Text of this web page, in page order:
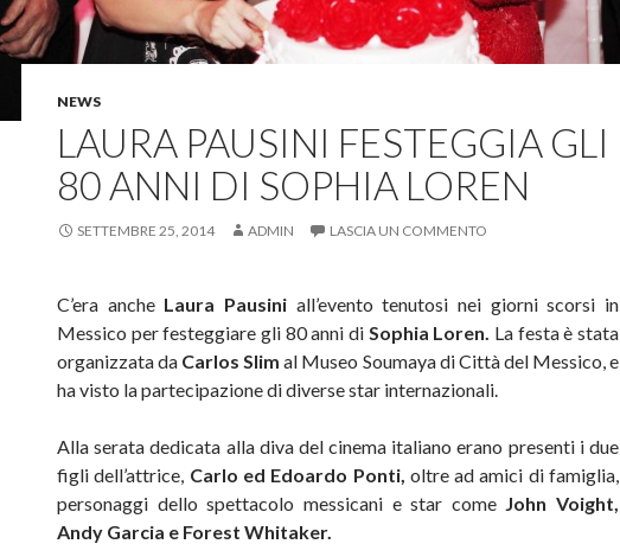
NEWS
LAURA PAUSINI FESTEGGIA GLI
80 ANNI DI SOPHIA LOREN
SETTEMBRE 25, 2014 ADMIN LASCIA UN COMMENTO
C’era ancheLaura Pausini all’evento tenutosi nei giorni scorsi in
Messico per festeggiare gli 80 anni di Sophia Loren. La festa è stata
organizzata da Carlos Slim al Museo Soumaya di Città del Messico, e
ha visto la partecipazione di diverse star internazionali.
Alla serata dedicata alla diva del cinema italiano erano presenti i due
figli dell’attrice, Carlo ed Edoardo Ponti, oltre ad amici di famiglia,
personaggi dello spettacolo messicani e star come John Voight,
Andy Garcia e Forest Whitaker.